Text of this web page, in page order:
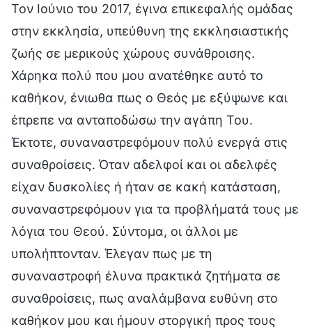
Τον Ιούνιο του 2017, έγινα επικεφαλής ομάδας
στην εκκλησία, υπεύθυνη της εκκλησιαστικής
ζωής σε μερικούς χώρους συνάθροισης.
Χάρηκα πολύ που μου ανατέθηκε αυτό το
καθήκον, ένιωθα πως ο Θεός με εξύψωνε και
έπρεπε να ανταποδώσω την αγάπη Του.
Έκτοτε, συναναστρεφόμουν πολύ ενεργά στις
συναθροίσεις. Όταν αδελφοί και οι αδελφές
είχαν δυσκολίες ή ήταν σε κακή κατάσταση,
συναναστρεφόμουν για τα προβλήματά τους με
λόγια του Θεού. Σύντομα, οι άλλοι με
υπολήπτονταν. Έλεγαν πως με τη
συναναστροφή έλυνα πρακτικά ζητήματα σε
συναθροίσεις, πως αναλάμβανα ευθύνη στο
καθήκον μου και ήμουν στοργική προς τους